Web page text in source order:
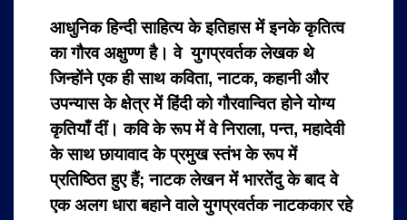
आधुनिक हिन्दी साहित्य के इतिहास में इनके कृतित्व
का गौरव अक्षुण्ण है। वे युगप्रवर्तक लेखक थे
जिन्होंने एक ही साथ कविता, नाटक, कहानी और
उपन्यास के क्षेत्र में हिंदी को गौरवान्वित होने योग्य
कृतियाँ दीं। कवि के रूप में वे निराला, पन्त, महादेवी
के साथ छायावाद के प्रमुख स्तंभ के रूप में
प्रतिष्ठित हुए हैं; नाटक लेखन में भारतेंदु के बाद वे
एक अलग धारा बहाने वाले युगप्रवर्तक नाटककार रहे